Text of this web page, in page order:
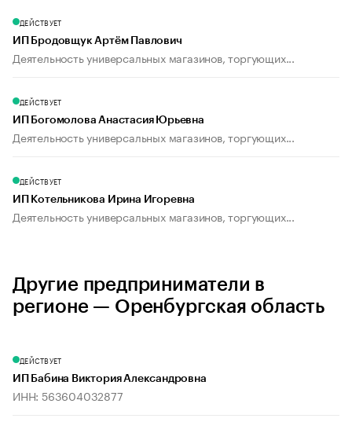
ДЕЙСТВУЕТ
ИП Бродовщук Артём Павлович
Деятельность универсальных магазинов, торгующих...
ДЕЙСТВУЕТ
ИП Богомолова Анастасия Юрьевна
Деятельность универсальных магазинов, торгующих...
ДЕЙСТВУЕТ
ИП Котельникова Ирина Игоревна
Деятельность универсальных магазинов, торгующих...
Другие предприниматели в
регионе — Оренбургская область
ДЕЙСТВУЕТ
ИП Бабина Виктория Александровна
ИНН: 563604032877